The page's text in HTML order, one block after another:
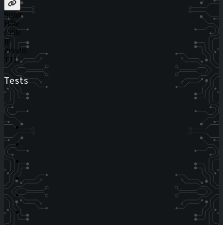
Statut
Hôte
Cible
IP
Priorité
TTL
Tests